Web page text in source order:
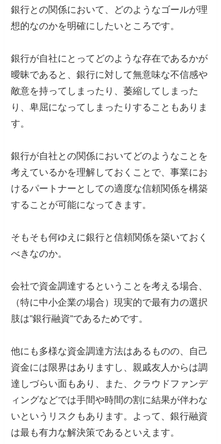
銀行との関係において、どのようなゴールが理
想的なのかを明確にしたいところです。
銀行が自社にとってどのような存在であるかが
曖昧であると、銀行に対して無意味な不信感や
敵意を持ってしまったり、萎縮してしまった
り、卑屈になってしまったりすることもありま
す。
銀行が自社との関係においてどのようなことを
考えているかを理解しておくことで、事業にお
けるパートナーとしての適度な信頼関係を構築
することが可能になってきます。
そもそも何ゆえに銀行と信頼関係を築いておく
べきなのか。
会社で資金調達するということを考える場合、
（特に中小企業の場合）現実的で最有力の選択
肢は”銀行融資”であるためです。
他にも多様な資金調達方法はあるものの、自己
資金には限界はありますし、親戚友人からは調
達しづらい面もあり、また、クラウドファンデ
ィングなどでは手間や時間の割に結果が伴わな
いというリスクもあります。よって、銀行融資
は最も有力な解決策であるといえます。